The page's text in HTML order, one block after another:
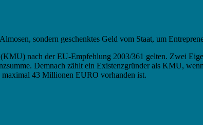
sondern geschenktes Geld vom Staat, um
nach der EU-Empfehlung 2003/361 gelten. Zwei
Demnach zählt ein Existenzgründer als KMU,
43 Millionen EURO vorhanden ist.